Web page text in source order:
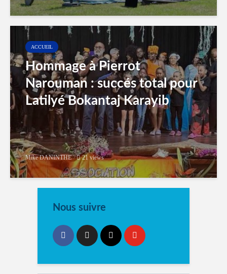
ACCUEIL
Hommage à Pierrot
Narouman : succés total pour
Latilyé Bokantaj Karayib
Mike DANINTHE 21 views
Nous suivre